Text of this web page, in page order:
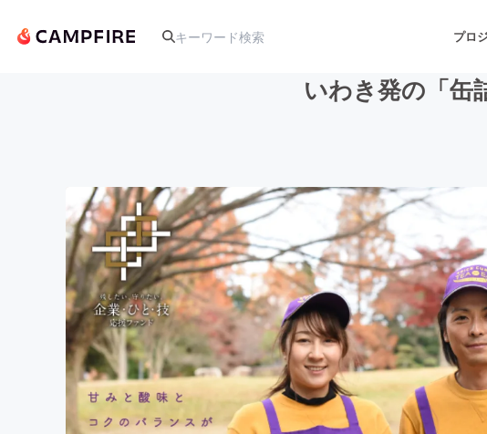
プロ
アート・写真
テクノロジー・ガジェット ゲーム・
映像・映画 書籍・雑
ビジネス・起業 チャレン
まちづくり・地域活性化
いわき発の「缶